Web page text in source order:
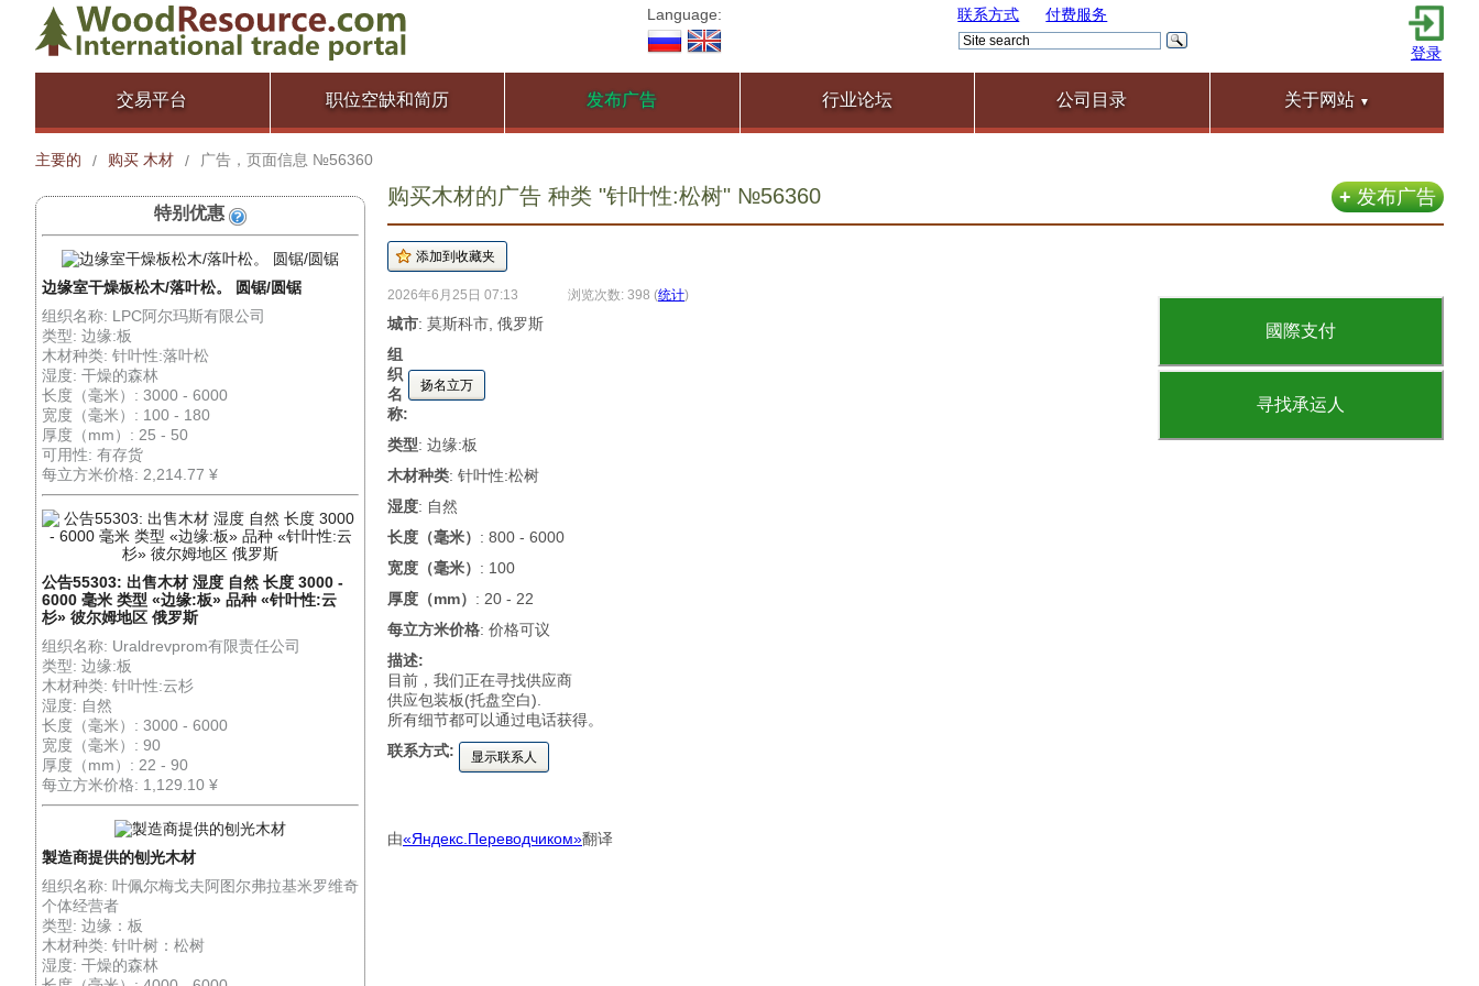
Language: 联系方式 付费服务
登录
交易平台 职位空缺和简历 发布广告 行业论坛 公司目录 关于网站 ▼
主要的 / 购买 木材 / 广告，页面信息 №56360
特别优惠
边缘室干燥板松木/落叶松。 圆锯/圆锯
组织名称: LPC阿尔玛斯有限公司
类型: 边缘:板
木材种类: 针叶性:落叶松
湿度: 干燥的森林
长度（毫米）: 3000 - 6000
宽度（毫米）: 100 - 180
厚度（mm）: 25 - 50
可用性: 有存货
每立方米价格: 2,214.77 ¥
公告55303: 出售木材 湿度 自然 长度 3000 -
6000 毫米 类型 «边缘:板» 品种 «针叶性:云
杉» 彼尔姆地区 俄罗斯
组织名称: Uraldrevprom有限责任公司
类型: 边缘:板
木材种类: 针叶性:云杉
湿度: 自然
长度（毫米）: 3000 - 6000
宽度（毫米）: 90
厚度（mm）: 22 - 90
每立方米价格: 1,129.10 ¥
製造商提供的刨光木材
组织名称: 叶佩尔梅戈夫阿图尔弗拉基米罗维奇
个体经营者
类型: 边缘：板
木材种类: 针叶树：松树
湿度: 干燥的森林
+发布广告
购买木材的广告 种类 "针叶性:松树" №56360
國際支付
寻找承运人
2026年6月25日 07:13 浏览次数: 398 (统计)
城市: 莫斯科市, 俄罗斯
组
织
名
称:
扬名立万
类型: 边缘:板
木材种类: 针叶性:松树
湿度: 自然
长度（毫米） : 800 - 6000
宽度（毫米） : 100
厚度（mm） : 20 - 22
每立方米价格: 价格可议
描述:
目前，我们正在寻找供应商
供应包装板(托盘空白).
所有细节都可以通过电话获得。
联系方式:
显示联系人
由«Яндекс.Переводчиком»翻译